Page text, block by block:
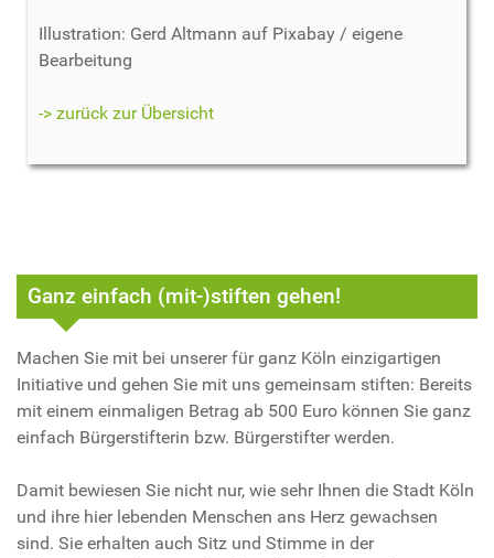
Illustration: Gerd Altmann auf Pixabay / eigene
Bearbeitung
-> zurück zur Übersicht
Ganz einfach (mit-)stiften gehen!
Machen Sie mit bei unserer für ganz Köln einzigartigen
Initiative und gehen Sie mit uns gemeinsam stiften: Bereits
mit einem einmaligen Betrag ab 500 Euro können Sie ganz
einfach Bürgerstifterin bzw. Bürgerstifter werden.
Damit bewiesen Sie nicht nur, wie sehr Ihnen die Stadt Köln
und ihre hier lebenden Menschen ans Herz gewachsen
sind. Sie erhalten auch Sitz und Stimme in der